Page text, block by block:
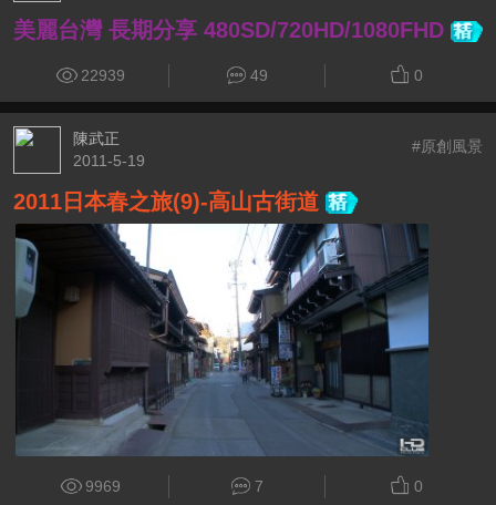
美麗台灣 長期分享 480SD/720HD/1080FHD
22939 49 0
陳武正
2011-5-19
#原創風景
2011日本春之旅(9)-高山古街道
9969 7 0